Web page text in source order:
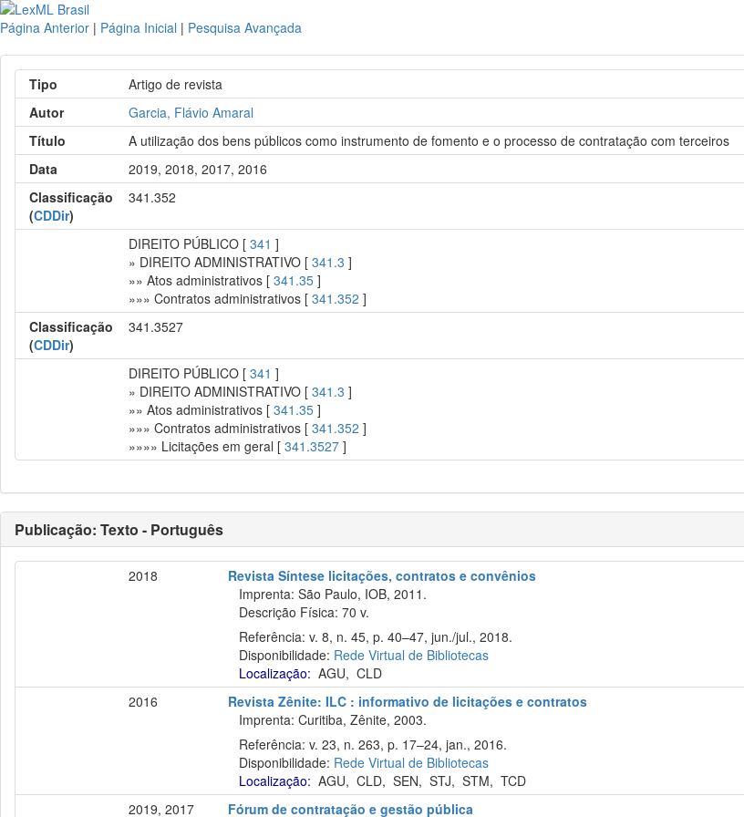
Página Anterior | Página Inicial | Pesquisa Avançada
Tipo
Artigo de revista
Autor
Garcia, Flávio Amaral
Título
A utilização dos bens públicos como instrumento de fomento e o processo de contratação com terceiros
Data
2019, 2018, 2017, 2016
Classificação
(CDDir)
341.352
DIREITO PÚBLICO [341 ]
» DIREITO ADMINISTRATIVO [341.3 ]
»» Atos administrativos [341.35 ]
»»» Contratos administrativos [341.352 ]
Classificação
(CDDir)
341.3527
DIREITO PÚBLICO [341 ]
» DIREITO ADMINISTRATIVO [341.3 ]
»» Atos administrativos [341.35 ]
»»» Contratos administrativos [341.352 ]
»»»» Licitações em geral [341.3527 ]
Publicação: Texto - Português
2018
Revista Síntese licitações, contratos e convênios
Imprenta: São Paulo, IOB, 2011.
Descrição Física: 70 v.
Referência: v. 8, n. 45, p. 40–47, jun./jul., 2018.
Disponibilidade: Rede Virtual de Bibliotecas
Localização: AGU,CLD
2016
Revista Zênite: ILC : informativo de licitações e contratos
Imprenta: Curitiba, Zênite, 2003.
Referência: v. 23, n. 263, p. 17–24, jan., 2016.
Disponibilidade: Rede Virtual de Bibliotecas
Localização: AGU,CLD,SEN,STJ,STM,TCD
2019, 2017
Fórum de contratação e gestão pública